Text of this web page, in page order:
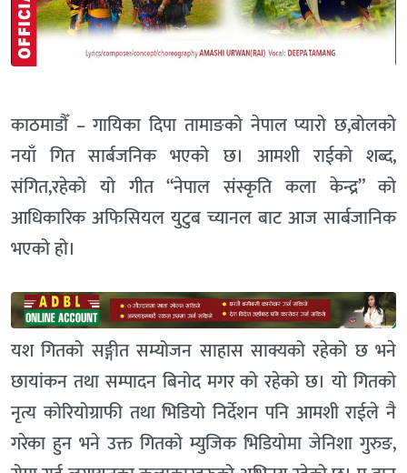
काठमाडौँ – गायिका दिपा तामाङको नेपाल प्यारो छ,बोलको
नयाँ गित सार्बजनिक भएको छ। आमशी राईको शब्द,
संगित,रहेको यो गीत “नेपाल संस्कृति कला केन्द्र” को
आधिकारिक अफिसियल युटुब च्यानल बाट आज सार्बजानिक
भएको हो।
यश गितको सङ्गीत सम्योजन साहास साक्यको रहेको छ भने
छायांकन तथा सम्पादन बिनोद मगर को रहेको छ। यो गितको
नृत्य कोरियोग्राफी तथा भिडियो निर्देशन पनि आमशी राईले नै
गरेका हुन भने उक्त गितको म्युजिक भिडियोमा जेनिशा गुरुङ,